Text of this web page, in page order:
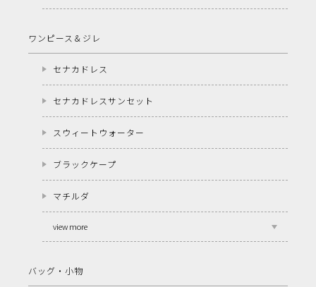
ワンピース＆ジレ
セナカドレス
セナカドレスサンセット
スウィートウォーター
ブラックケープ
マチルダ
view more
バッグ・小物